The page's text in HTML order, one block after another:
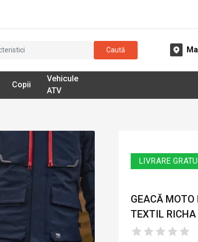
Caută
Copii
Vehicule
ATV
LIVRARE
GEACĂ
TEXTIL RICHA